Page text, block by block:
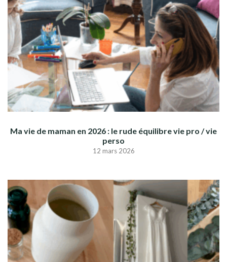
Ma vie de maman en 2026 : le rude équilibre vie pro / vie
perso
12 mars 2026